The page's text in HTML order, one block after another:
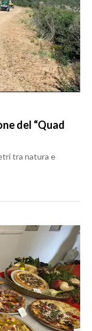
del “Quad
tra natura e